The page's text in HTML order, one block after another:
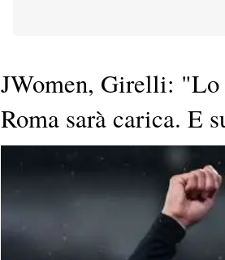
JWomen, Girelli:
Roma sarà carica. E